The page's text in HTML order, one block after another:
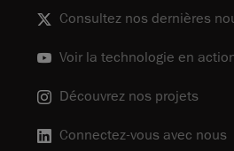
Consultez nos dernières
Voir la technologie en
Découvrez nos projets
Connectez-vous avec nous